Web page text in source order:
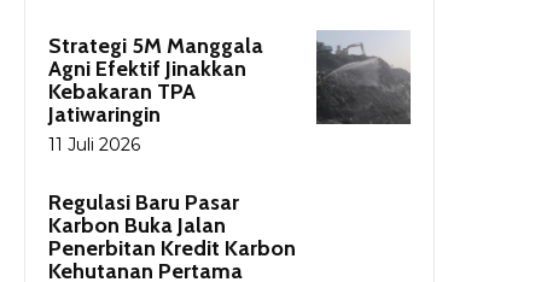
Strategi 5M Manggala
Agni Efektif Jinakkan
Kebakaran TPA
Jatiwaringin
11 Juli 2026
Regulasi Baru Pasar
Karbon Buka Jalan
Penerbitan Kredit Karbon
Kehutanan Pertama